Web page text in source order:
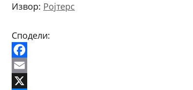
Извор: Ројтерс
Сподели:
Facebook
Email